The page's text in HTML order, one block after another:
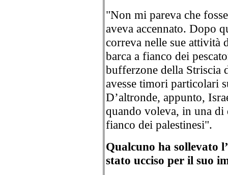
"Non mi pareva che
aveva accennato. Dopo
correva nelle sue attività
barca a fianco dei
bufferzone della Striscia
avesse timori particolari
D’altronde, appunto,
quando voleva, in una
fianco dei palestinesi".
Qualcuno ha sollevato
stato ucciso per il suo